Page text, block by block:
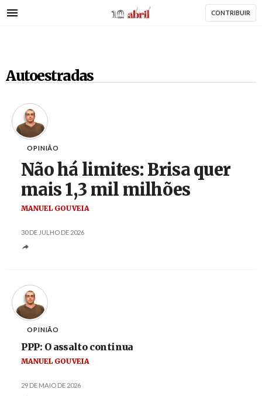
para
AbrilAbril CONTRIBUIR
Autoestradas
OPINIÃO
Não há limites: Brisa quer
mais 1,3 mil milhões
MANUEL GOUVEIA
30 DE JULHO DE 2026
OPINIÃO
PPP: O assalto continua
MANUEL GOUVEIA
29 DE MAIO DE 2026